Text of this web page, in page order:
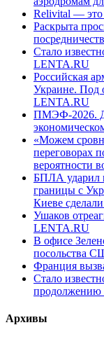
Relivital — это
Раскрыта
Стало
LENTA.RU
Российская
Украине. Под
LENTA.RU
ПМЭФ-2026.
«Можем
переговорах
вероятности
БПЛА ударил
границы с
Киеве
Ушаков
LENTA.RU
В офисе
посольства
Франция
Стало
Архивы